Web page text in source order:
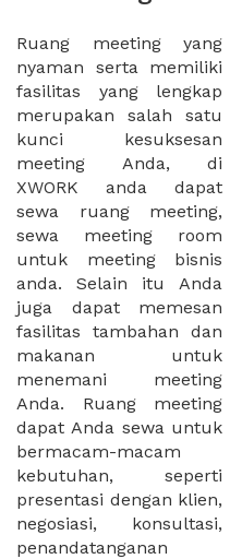
Ruang meeting yang
nyaman serta memiliki
fasilitas yang lengkap
merupakan salah satu
kunci kesuksesan
meeting Anda, di
XWORK anda dapat
sewa ruang meeting,
sewa meeting room
untuk meeting bisnis
anda. Selain itu Anda
juga dapat memesan
fasilitas tambahan dan
makanan untuk
menemani meeting
Anda. Ruang meeting
dapat Anda sewa untuk
bermacam-macam
kebutuhan, seperti
presentasi dengan klien,
negosiasi, konsultasi,
penandatanganan
Ruang meeting juga
dapat diatur susunan
tempat duduk sesuai
kebutuhan dan
ketersediaan ruangan.
Ribuan ruang meeting
dapat Anda pilih
berdasarkan corak
interior, lokasi yang
strategis, harga yang
sesuai dengan budget
meeting Anda, ataupun
disesuaikan dengan
kebutuhan klien Anda.
Sewa meeting room di
XWORK akan
mempermudah
meeting Anda dan
membuat klien Anda
puas dengan meeting